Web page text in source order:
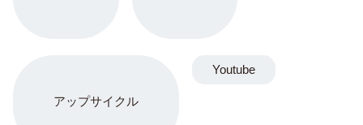
アップサイクル
Youtube